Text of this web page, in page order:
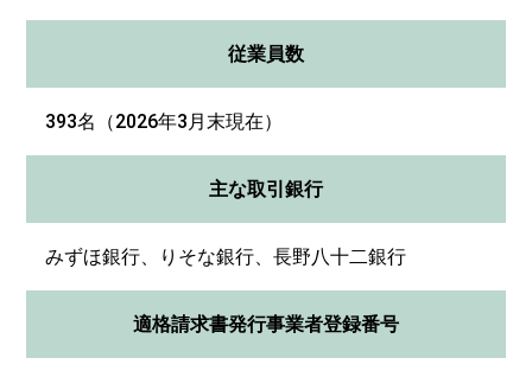
従業員数
393名（2026年3月末現在）
主な取引銀行
みずほ銀行、りそな銀行、長野八十二銀行
適格請求書発行事業者登録番号